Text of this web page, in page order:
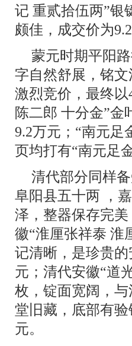
记 重贰拾伍两”银
颇佳，成交价为9.2
蒙元时期平阳
字自然舒展，铭
激烈竞价，最终
陈二郎 十分金”
9.2万元；“南元足
页均打有“南元足
清代部分同样
阜阳县五十两 ，
泽，整器保存完
徽“淮厘张祥泰 淮
记清晰，是珍贵
元；清代安徽“道
枚，锭面宽阔，
堂旧藏，底部有
元。